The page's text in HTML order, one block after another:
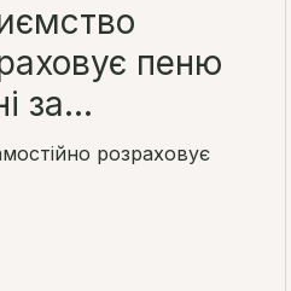
пеню
за
розраховує